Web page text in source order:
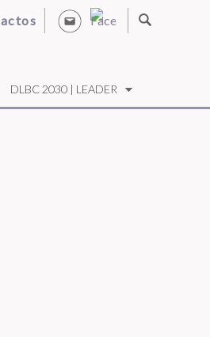
DLBC 2030 | LEADER